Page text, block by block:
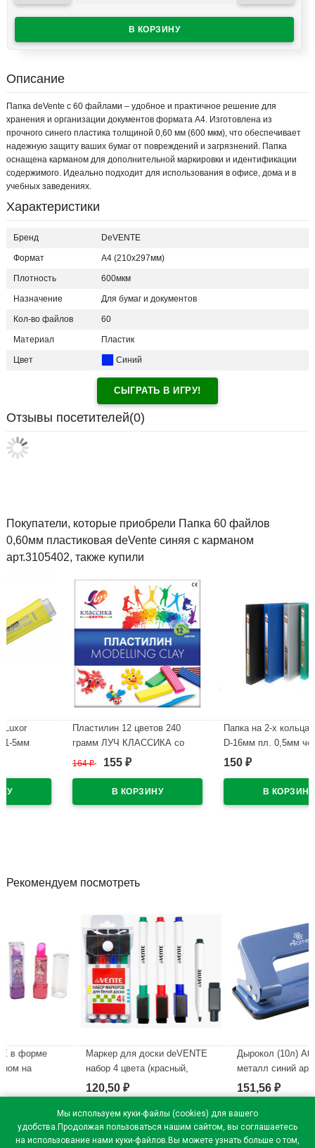
Мы используем куки-файлы (cookies) для вашего
удобства.Продолжая пользоваться нашим сайтом, вы соглашаетесь
на использование нами куки-файлов.Вы можете узнать больше о том,
Описание
Папка deVente с 60 файлами – удобное и практичное решение для
хранения и организации документов формата А4. Изготовлена из
прочного синего пластика толщиной 0,60 мм (600 мкм), что обеспечивает
надежную защиту ваших бумаг от повреждений и загрязнений. Папка
оснащена карманом для дополнительной маркировки и идентификации
содержимого. Идеально подходит для использования в офисе, дома и в
учебных заведениях.
Характеристики
Бренд DeVENTE
Формат A4 (210x297мм)
Плотность 600мкм
Назначение Для бумаг и документов
Кол-во файлов 60
Материал Пластик
Цвет Синий
СЫГРАТЬ В ИГРУ!
Отзывы посетителей(0)
Покупатели, которые приобрели Папка 60 файлов
0,60мм пластиковая deVente синяя с карманом
арт.3105402, также купили
Пластилин 12 цветов 240
грамм ЛУЧ КЛАССИКА со
стеком картонная коробка арт
155₽
Папка на 2-х кольцах А4 21мм
D-16мм пл. 0,5мм черная
Attomex арт.3081404 (Ст.18)
В наличии
Рекомендуем посмотреть
Маркер для доски deVENTE
набор 4 цвета (красный,
синий, черный, зеленый) 2мм
колпачок со стирателем и
магнитом для крепления
арт.5040605 (Ст.4)
Дырокол (10л) Attomex
металл синий арт.4020302
В наличии